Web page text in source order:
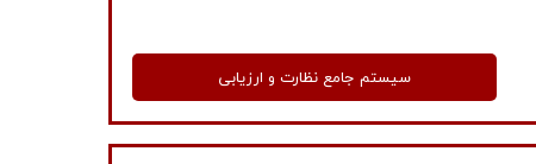
سیستم جامع نظارت و ارزیابی